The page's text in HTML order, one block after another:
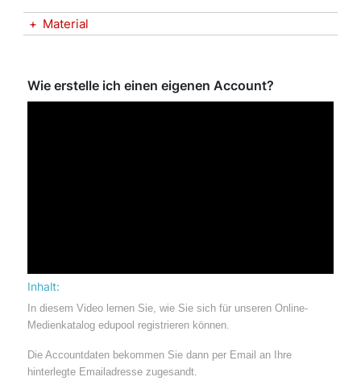
+ Material
Wie erstelle ich einen eigenen Account?
Inhalt:
In diesem Video lernen Sie, wie Sie sich für unseren Online-
Medienkatalog edupool registrieren können.
Die Accountdaten bekommen Sie dann per Email an Ihre
hinterlegte Emailadresse zugesandt.